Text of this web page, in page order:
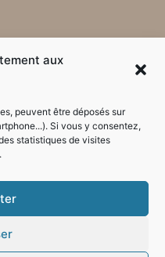
aux
peuvent être déposés sur
Si vous y consentez,
statistiques de visites
de la mairie